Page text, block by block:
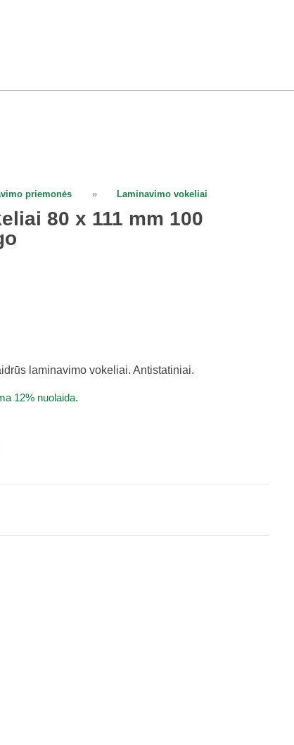
priemonės » Laminavimo vokeliai
80 x 111 mm 100
laminavimo vokeliai. Antistatiniai.
12% nuolaida.